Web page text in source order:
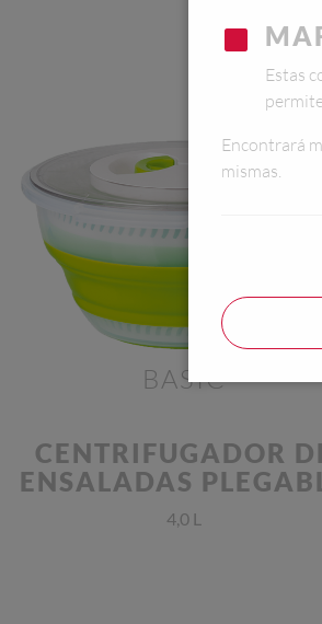
BASIC
CENTRIFUGADOR
ENSALADAS
4,0 L
Estas
Encontrará
mismas.